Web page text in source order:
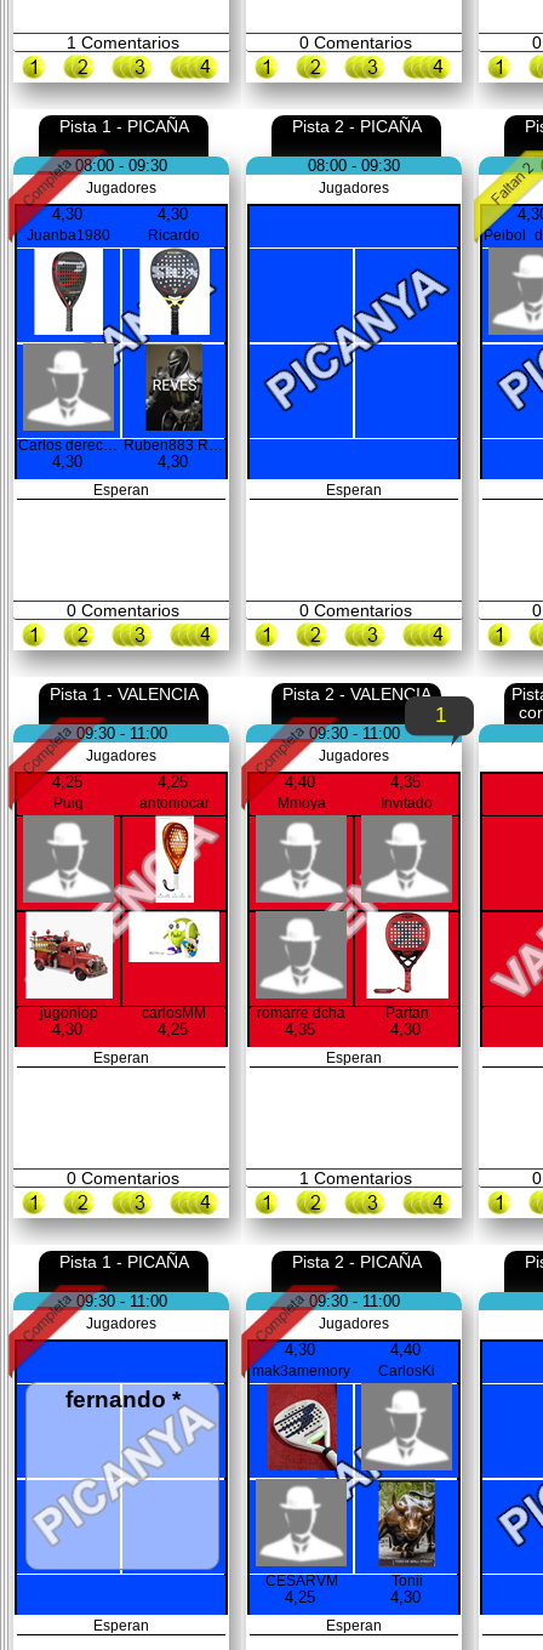
1 Comentarios 0Comentarios 0
Pista 1 - PICAÑA
08:00 - 09:30
Jugadores
4,30
Juanba1980
4,30
Ricardo
Carlos derecha
4,30
Ruben883 REVES
4,30
Esperan
0Comentarios
Pista 2 - PICAÑA
08:00 - 09:30
Jugadores
Esperan
0Comentarios 0
Pista 1 - VALENCIA
09:30 - 11:00
Jugadores
4,25
Puig
4,25
antoniocar
jugonlop
4,30
carlosMM
4,25
Esperan
0Comentarios
Pista 2 - VALENCIA
09:30 - 11:00
Jugadores
4,40
Mmoya
4,35
Invitado
romarre dcha
4,35
Partan
4,30
Esperan
1 Comentarios
1
0
Pista 1 - PICAÑA
09:30 - 11:00
Jugadores
fernando *
Esperan
Pista 2 - PICAÑA
09:30 - 11:00
Jugadores
4,30
mak3amemory
4,40
CarlosKi
CESARVM
4,25
Tonii
4,30
Esperan